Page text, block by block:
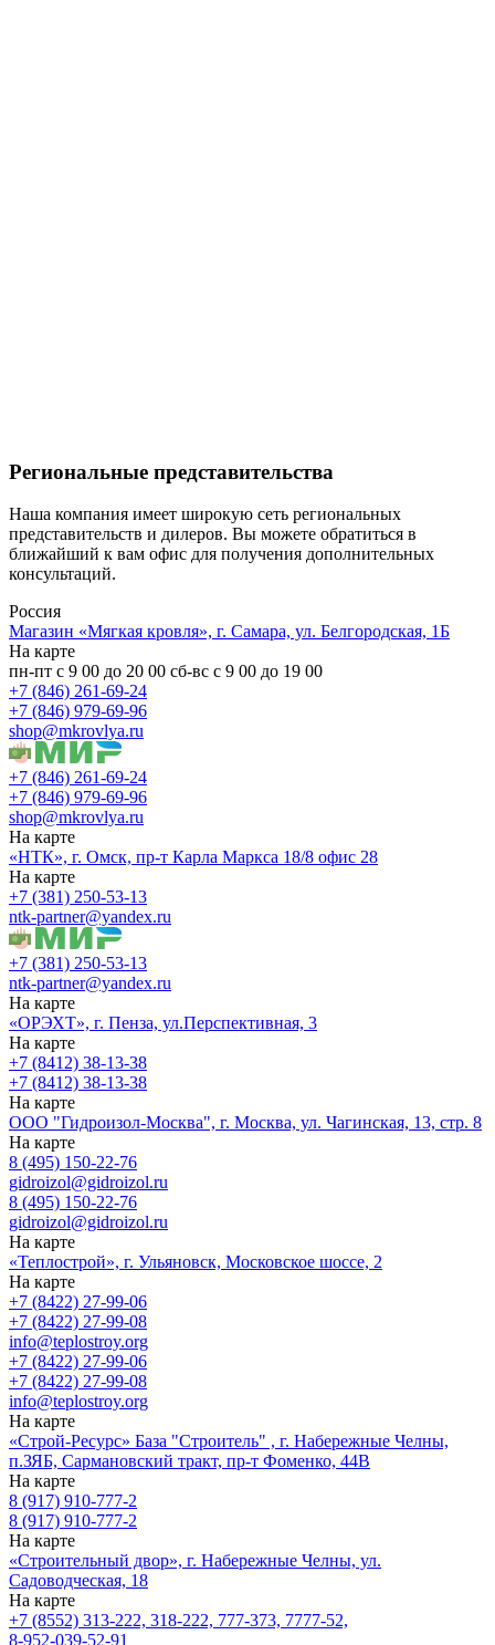
Региональные представительства
Наша компания имеет широкую сеть региональных
представительств и дилеров. Вы можете обратиться в
ближайший к вам офис для получения дополнительных
консультаций.
Россия
Магазин «Мягкая кровля», г. Самара, ул. Белгородская, 1Б
На карте
пн-пт с 9 00 до 20 00 сб-вс с 9 00 до 19 00
+7 (846) 261-69-24
+7 (846) 979-69-96
shop@mkrovlya.ru
+7 (846) 261-69-24
+7 (846) 979-69-96
shop@mkrovlya.ru
На карте
«НТК», г. Омск, пр-т Карла Маркса 18/8 офис 28
На карте
+7 (381) 250-53-13
ntk-partner@yandex.ru
+7 (381) 250-53-13
ntk-partner@yandex.ru
На карте
«ОРЭХТ», г. Пенза, ул.Перспективная, 3
На карте
+7 (8412) 38-13-38
+7 (8412) 38-13-38
На карте
ООО "Гидроизол-Москва", г. Москва, ул. Чагинская, 13, стр. 8
На карте
8 (495) 150-22-76
gidroizol@gidroizol.ru
8 (495) 150-22-76
gidroizol@gidroizol.ru
На карте
«Теплострой», г. Ульяновск, Московское шоссе, 2
На карте
+7 (8422) 27-99-06
+7 (8422) 27-99-08
info@teplostroy.org
+7 (8422) 27-99-06
+7 (8422) 27-99-08
info@teplostroy.org
На карте
«Строй-Ресурс» База "Строитель" , г. Набережные Челны,
п.ЗЯБ, Сармановский тракт, пр-т Фоменко, 44В
На карте
8 (917) 910-777-2
8 (917) 910-777-2
На карте
«Строительный двор», г. Набережные Челны, ул.
Садоводческая, 18
На карте
+7 (8552) 313-222, 318-222, 777-373, 7777-52,
8-952-039-52-91